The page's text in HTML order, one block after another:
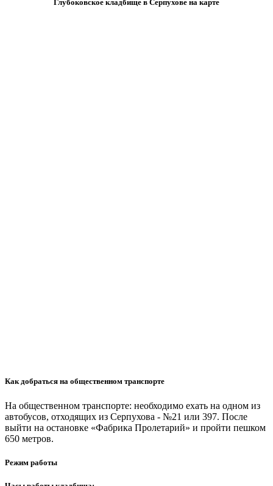
Глубоковское кладбище в Серпухове на карте
Как добраться на общественном транспорте
На общественном транспорте: необходимо ехать на одном из
автобусов, отходящих из Серпухова - №21 или 397. После
выйти на остановке «Фабрика Пролетарий» и пройти пешком
650 метров.
Режим работы